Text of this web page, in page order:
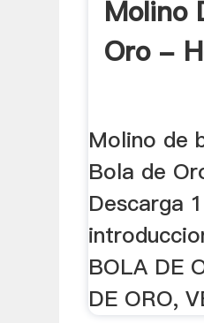
Molino
Oro -
Molino de
Bola de
Descarga
BOLA DE
DE ORO,